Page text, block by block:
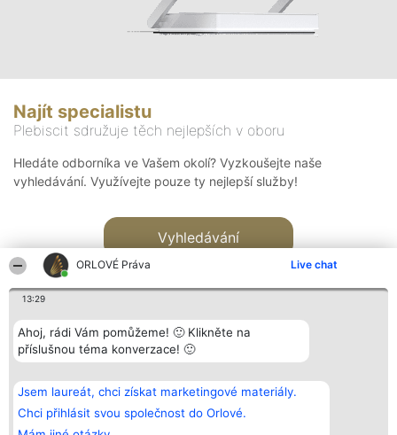
ORLOVÉ Práva Live chat
13:29
Ahoj, rádi Vám pomůžeme! 🙂 Klikněte na
příslušnou téma konverzace! 🙂
Jsem laureát, chci získat marketingové materiály.
Chci přihlásit svou společnost do Orlové.
Najít specialistu
Plebiscit sdružuje těch nejlepších v oboru
Hledáte odborníka ve Vašem okolí? Vyzkoušejte naše
vyhledávání. Využívejte pouze ty nejlepší služby!
Vyhledávání
Bright Side Solutions sp. z o.
o. sp. k.
ul. Ruska 22
Wrocław 50-079
Vítězové
Seznam všech
laureátů
Zásady
Kontakt